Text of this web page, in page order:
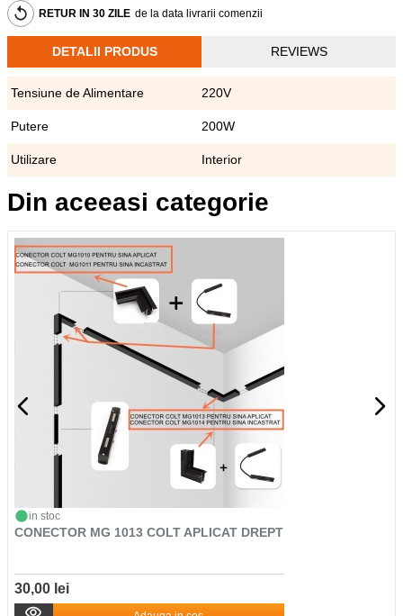
RETUR IN 30 ZILE de la data livrarii comenzii
DETALII PRODUS REVIEWS
Tensiune de Alimentare 220V
Putere 200W
Utilizare Interior
Din aceeasi categorie
in stoc
CONECTOR MG 1013 COLT APLICAT DREPT
30,00 lei